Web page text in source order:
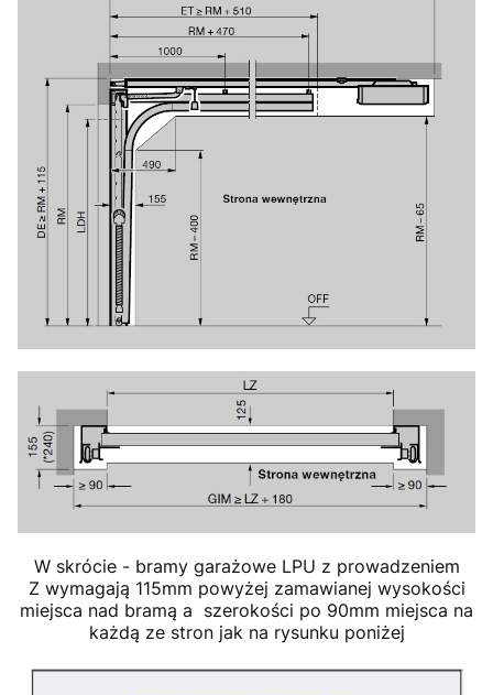
W skrócie - bramy garażowe LPU z prowadzeniem
Z wymagają 115mm powyżej zamawianej wysokości
miejsca nad bramą a szerokości po 90mm miejsca na
każdą ze stron jak na rysunku poniżej